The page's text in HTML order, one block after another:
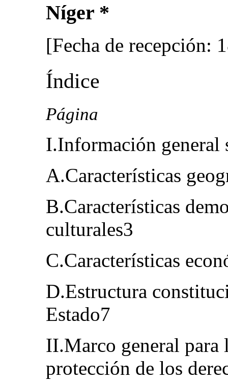
Níger *
[Fecha de recepción:
Índice
Página
I.Información general
A.Características
B.Características
culturales3
C.Características
D.Estructura
Estado7
II.Marco general
protección de los